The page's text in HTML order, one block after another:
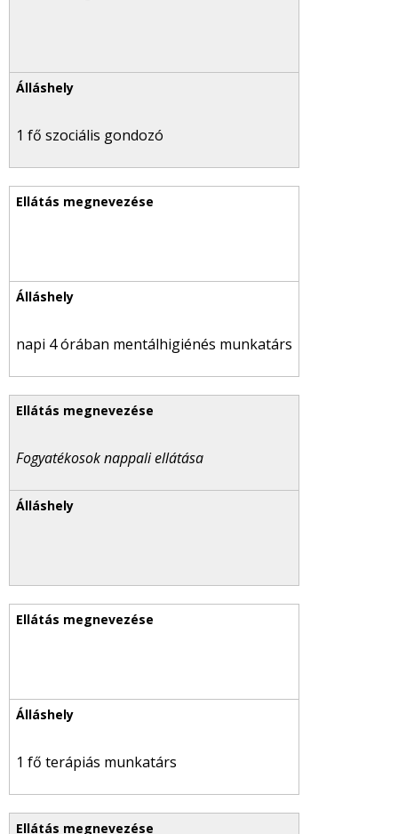
1 fő szociális gondozó
napi 4 órában mentálhigiénés munkatárs
Fogyatékosok nappali ellátása
1 fő terápiás munkatárs